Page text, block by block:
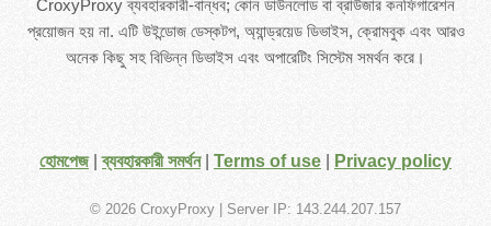
CroxyProxy ব্যবহারকারী-বান্ধব; কোন ডাউনলোড বা ব্রাউজার কনফিগারেশন
প্রয়োজন হয় না. এটি উইন্ডোজ ডেস্কটপ, অ্যান্ড্রয়েড ডিভাইস, ক্রোমবুক এবং আরও
অনেক কিছু সহ বিভিন্ন ডিভাইস এবং অপারেটিং সিস্টেম সমর্থন করে।
হোমপেজ|ব্যবহারকারী সমর্থন| Terms of use Privacy policy
© 2026 CroxyProxy | Server IP: 143.244.207.157